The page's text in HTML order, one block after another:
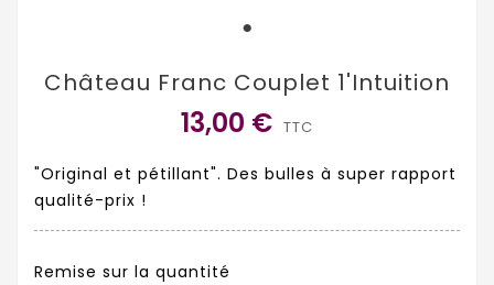
Château Franc Couplet 1'intuition
13,00 € TTC
"Original et pétillant". Des bulles à super rapport
qualité-prix !
Remise sur la quantité